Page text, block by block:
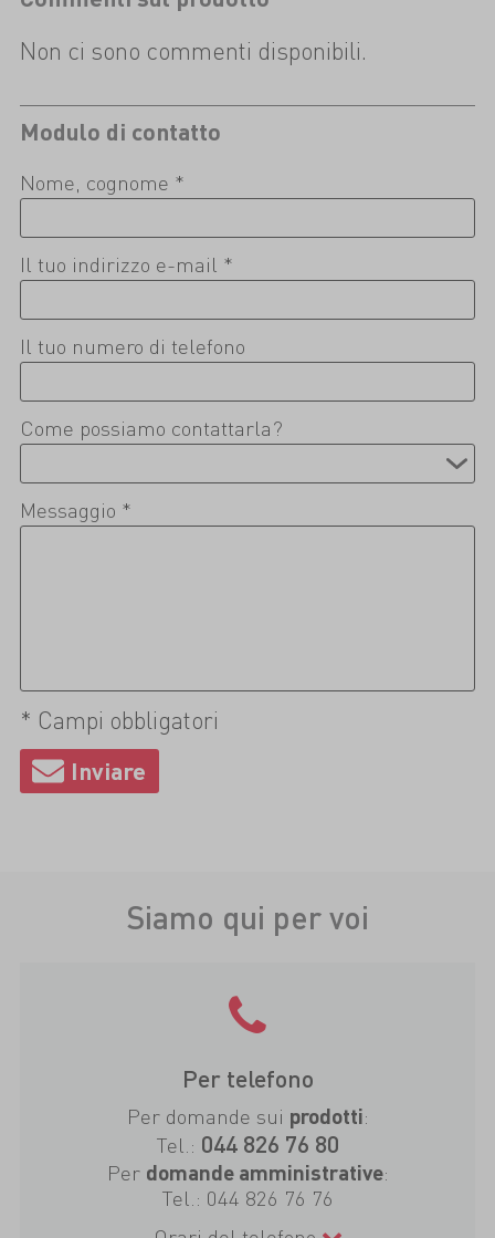
Non ci sono commenti disponibili.
Modulo di contatto
Nome, cognome *
Il tuo indirizzo e-mail *
Il tuo numero di telefono
Come possiamo contattarla?
Messaggio *
* Campi obbligatori
Siamo qui per voi
Per telefono
Per domande sui prodotti:
Tel.: 044 826 76 80
Per domande amministrative:
Tel.: 044 826 76 76